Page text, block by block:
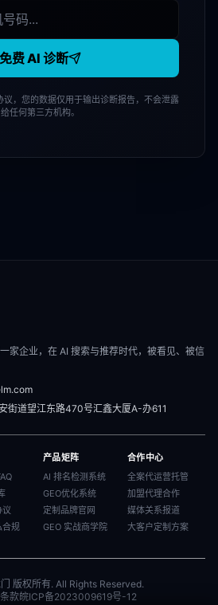
免费 AI 诊断
，您的数据仅用于输出诊断报告，不会泄露
给任何第三方机构。
家企业，在 AI 搜索与推荐时代，被看见、被信
街道望江东路470号汇鑫大厦A-办611
议
合规
产品矩阵
AI 排名检测系统
GEO优化系统
定制品牌官网
GEO 实战商学院
合作中心
全案代运营托管
加盟代理合作
媒体关系报道
大客户定制方案
版权所有. All Rights Reserved.
款皖ICP备2023009619号-12